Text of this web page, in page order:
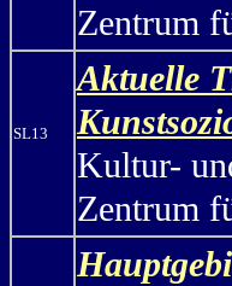
Zentrum
SL13
Aktuelle
Kultur-
Zentrum